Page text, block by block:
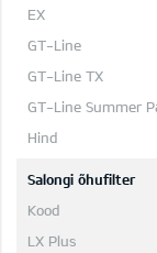
Salongi õhufilter